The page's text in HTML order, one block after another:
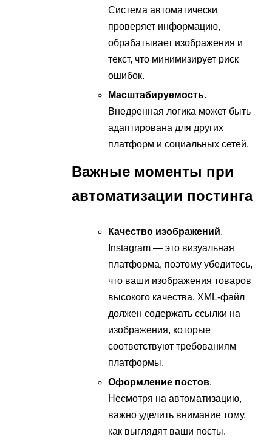
Система автоматически
проверяет информацию,
обрабатывает изображения и
текст, что минимизирует риск
ошибок.
Масштабируемость.
Внедренная логика может быть
адаптирована для других
платформ и социальных сетей.
Важные моменты при
автоматизации постинга
Качество изображений.
Instagram — это визуальная
платформа, поэтому убедитесь,
что ваши изображения товаров
высокого качества. XML-файл
должен содержать ссылки на
изображения, которые
соответствуют требованиям
платформы.
Оформление постов.
Несмотря на автоматизацию,
важно уделить внимание тому,
как выглядят ваши посты.